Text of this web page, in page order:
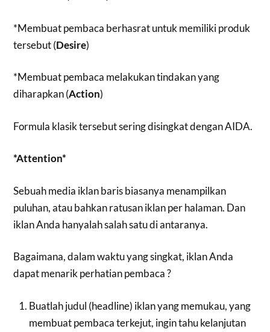
*Membuat pembaca berhasrat untuk memiliki produk
tersebut (Desire)
*Membuat pembaca melakukan tindakan yang
diharapkan (Action)
Formula klasik tersebut sering disingkat dengan AIDA.
*Attention*
Sebuah media iklan baris biasanya menampilkan
puluhan, atau bahkan ratusan iklan per halaman. Dan
iklan Anda hanyalah salah satu di antaranya.
Bagaimana, dalam waktu yang singkat, iklan Anda
dapat menarik perhatian pembaca ?
Buatlah judul (headline) iklan yang memukau, yang
membuat pembaca terkejut, ingin tahu kelanjutan